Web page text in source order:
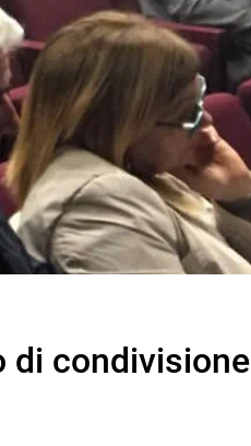
di condivisione